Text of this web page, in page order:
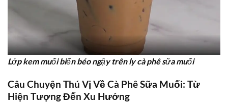
Lớp kem muối biển béo ngậy trên ly cà phê sữa muối
Câu Chuyện Thú Vị Về Cà Phê Sữa Muối: Từ
Hiện Tượng Đến Xu Hướng